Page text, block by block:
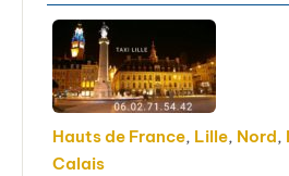
Hauts de France, Lille, Nord,
Calais